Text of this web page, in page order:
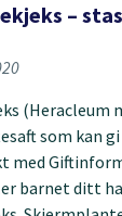
–
(Heracleum
som kan
med
barnet ditt